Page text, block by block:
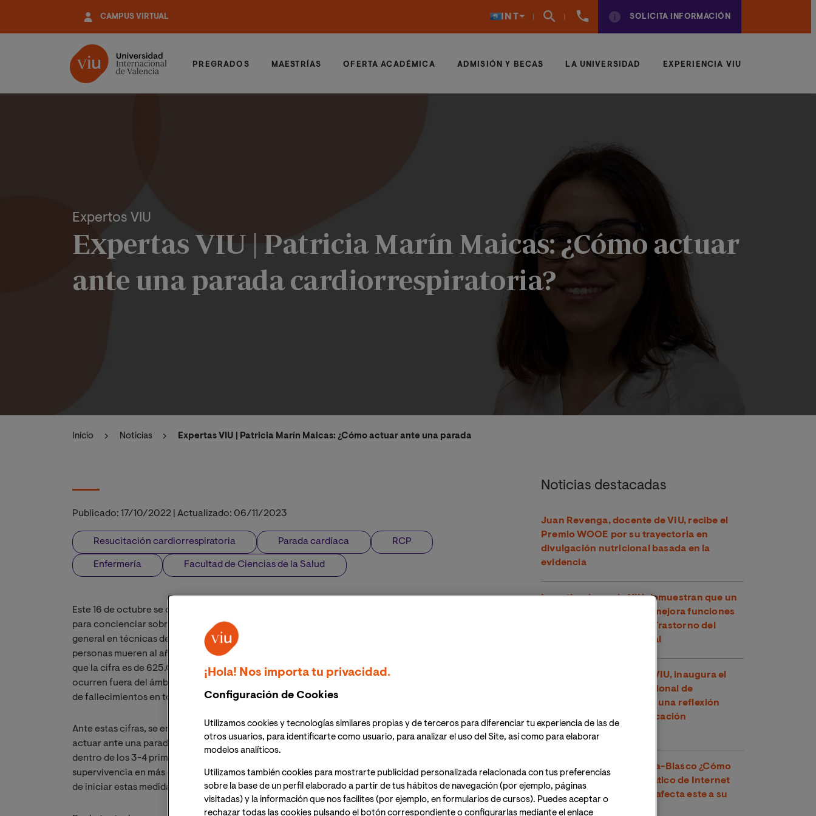
contenido
CAMPUS VIRTUAL INT
961
SOLICITA INFORMACIÓN
PREGRADOS MAESTRÍAS OFERTA ACADÉMICA ADMISIÓN Y BECAS LA UNIVERSIDAD EXPERIENCIA VIU
Expertos VIU
Expertas VIU | Patricia Marín Maicas: ¿Cómo actuar
ante una parada cardiorrespiratoria?
Inicio Noticias Expertas VIU | Patricia Marín Maicas: ¿Cómo actuar ante una parada cardiorrespiratoria?
Publicado: 17/10/2022 Actualizado: 06/11/2023
Resucitación cardiorrespiratoria Parada cardíaca RCP
Enfermería Facultad de Ciencias de la Salud
Este 16 de octubre se celebró el Día Mundial de Concienciación del Paro Cardiaco, una fecha creada
para concienciar sobre este problema sanitario y sobre la importancia de educar a la población
general en técnicas de Resucitación Cardiopulmonar. Se calcula que cerca de 3 millones de
personas mueren al año por parada cardíaca extrahospitalaria en el mundo, y en Europa se calcula
que la cifra es de 625.000. En España se estima que el total de paradas cardiorrespiratorias que
ocurren fuera del ámbito hospitalario es de unas 30.000 y 20.000 en los hospitales, con un número
de fallecimientos en torno a unas 45.000 personas.
Ante estas cifras, se entiende la importancia fundamental de que la población general sepa como
actuar ante una parada cardíaca. De hecho, se estima que la intervención con maniobras de RCP
dentro de los 3-4 primeros minutos tras una parada puede aumentar las posibilidades de
supervivencia en más del 50%, y que, si se consiguiera aumentar el porcentaje de personas capaces
de iniciar estas medidas, podrían llegar a salvar entre un 15-20% más de vidas en Europa, cada año.
Noticias destacadas
Juan Revenga, docente de VIU, recibe el
Premio WOOE por su trayectoria en
divulgación nutricional basada en la
evidencia
Investigadores de VIU demuestran que un
compuesto del té verde mejora funciones
cognitivas en niños con Trastorno del
Espectro Alcohólico Fetal
Toni García, docente de VIU, inaugura el
XXVI Congreso Internacional de
Educadores en Perú con una reflexión
sobre los retos de la educación
contemporánea
Dr. Víctor José Villanueva-Blasco ¿Cómo
detectar el uso problemático de Internet
en adolescentes y cómo afecta este a su
salud mental?
¡Hola! Nos importa tu privacidad.
Configuración de Cookies
Utilizamos cookies y tecnologías similares propias y de terceros para diferenciar tu experiencia de las de
otros usuarios, para identificarte como usuario, para analizar el uso del Site, así como para elaborar
modelos analíticos.
Utilizamos también cookies para mostrarte publicidad personalizada relacionada con tus preferencias
sobre la base de un perfil elaborado a partir de tus hábitos de navegación (por ejemplo, páginas
visitadas) y la información que nos facilites (por ejemplo, en formularios de cursos). Puedes aceptar o
rechazar todas las cookies pulsando el botón correspondiente o configurarlas mediante el enlace